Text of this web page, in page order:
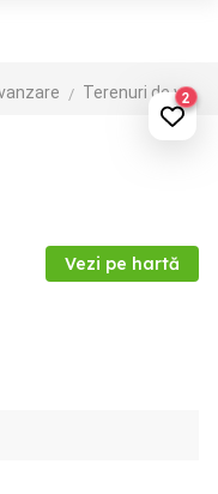
Terenuri de vanzare2
Vezi pe hartă